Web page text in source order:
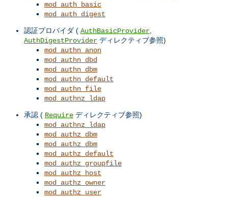
mod_auth_basic
mod_auth_digest
認証プロバイダ ( AuthBasicProvider
AuthDigestProvider ディレクティブ参照)
mod_authn_anon
mod_authn_dbd
mod_authn_dbm
mod_authn_default
mod_authn_file
mod_authnz_ldap
承認 ( Require ディレクティブ参照)
mod_authnz_ldap
mod_authz_dbm
mod_authz_dbm
mod_authz_default
mod_authz_groupfile
mod_authz_host
mod_authz_owner
mod_authz_user